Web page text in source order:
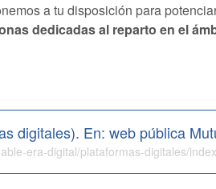
a tu disposición para
dedicadas al reparto en el
digitales). En: web pública
era-digital/plataformas-digitales/